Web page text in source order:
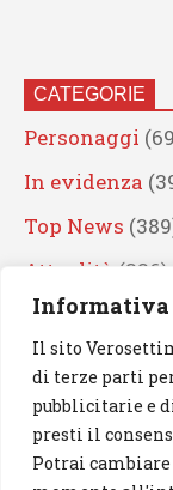
Informativa
Il sito
di terze parti
pubblicitarie e
presti il
Potrai
CATEGORIE
Personaggi
In evidenza
Top News
Attualità (336)
Eventi(330)
Artisti (241)
News(239)
Cerca